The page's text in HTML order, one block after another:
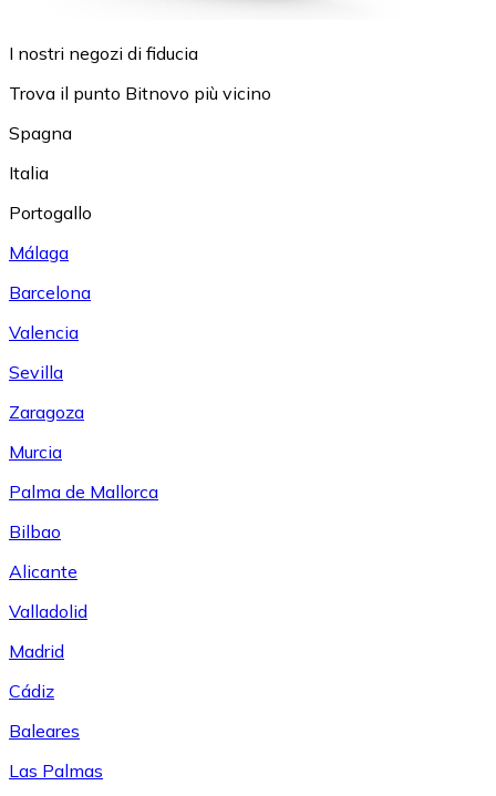
I nostri negozi di fiducia
Trova il punto Bitnovo più vicino
Spagna
Italia
Portogallo
Málaga
Barcelona
Valencia
Sevilla
Zaragoza
Murcia
Palma de Mallorca
Bilbao
Alicante
Valladolid
Madrid
Cádiz
Baleares
Las Palmas